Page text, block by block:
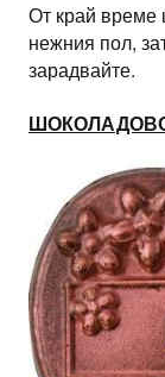
От край време
нежния пол,
зарадвайте.